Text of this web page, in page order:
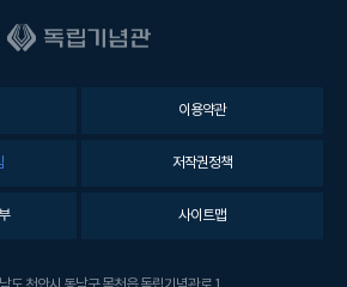
이용약관
저작권정책
사이트맵